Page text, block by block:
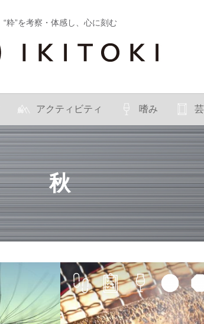
“粋”を考察・体感し、心に刻む
アクティビティ 嗜み
秋